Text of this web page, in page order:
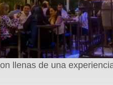
llenas de una